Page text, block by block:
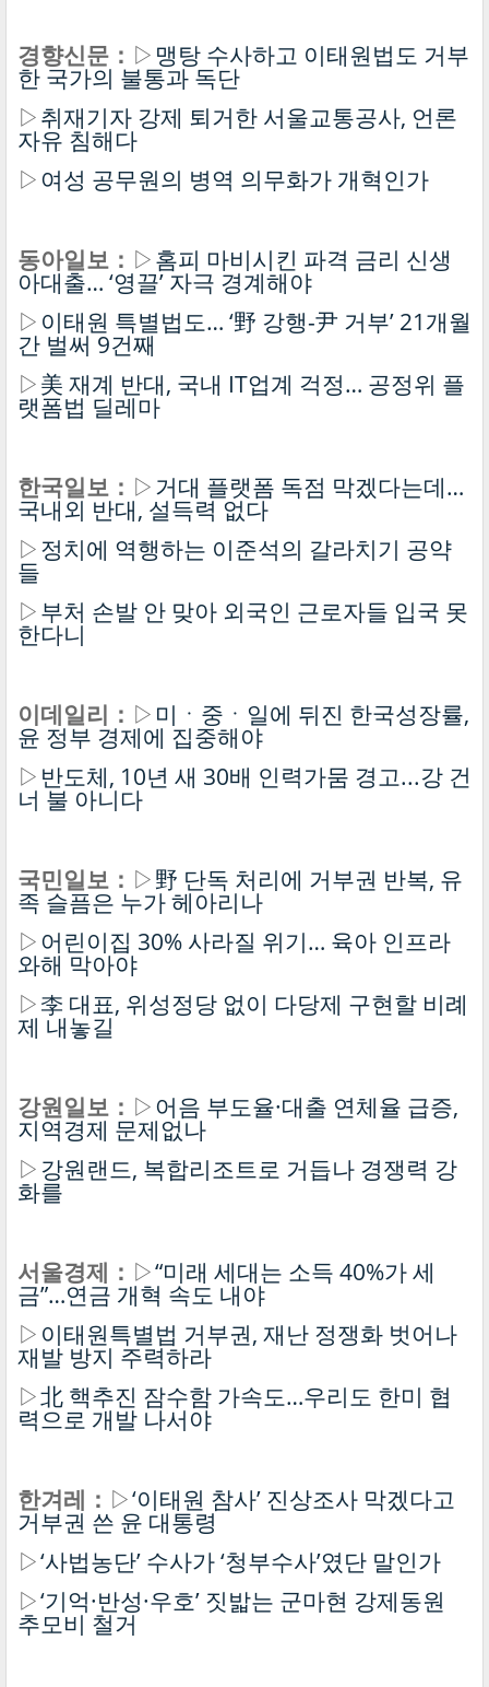
경향신문： ▷ 맹탕 수사하고 이태원법도 거부
한 국가의 불통과 독단
▷취재기자 강제 퇴거한 서울교통공사, 언론
자유 침해다
▷여성 공무원의 병역 의무화가 개혁인가
동아일보： ▷홈피 마비시킨 파격 금리 신생
아대출… ‘영끌’ 자극 경계해야
▷ 이태원 특별법도… ‘野 강행-尹 거부’ 21개월
간 벌써 9건째
▷美 재계 반대, 국내 IT업계 걱정… 공정위 플
랫폼법 딜레마
한국일보： ▷거대 플랫폼 독점 막겠다는데…
국내외 반대, 설득력 없다
▷정치에 역행하는 이준석의 갈라치기 공약
들
▷부처 손발 안 맞아 외국인 근로자들 입국 못
한다니
이데일리： ▷ 미ㆍ중ㆍ일에 뒤진 한국성장률,
윤 정부 경제에 집중해야
▷ 반도체, 10년 새 30배 인력가뭄 경고...강 건
너 불 아니다
국민일보： ▷野 단독 처리에 거부권 반복, 유
족 슬픔은 누가 헤아리나
▷어린이집 30% 사라질 위기… 육아 인프라
와해 막아야
▷李 대표, 위성정당 없이 다당제 구현할 비례
제 내놓길
강원일보： ▷어음 부도율·대출 연체율 급증,
지역경제 문제없나
▷강원랜드, 복합리조트로 거듭나 경쟁력 강
화를
서울경제： ▷“미래 세대는 소득 40%가 세
금”…연금 개혁 속도 내야
▷ 이태원특별법 거부권, 재난 정쟁화 벗어나
재발 방지 주력하라
▷北 핵추진 잠수함 가속도…우리도 한미 협
력으로 개발 나서야
한겨레： ▷‘이태원 참사’ 진상조사 막겠다고
거부권 쓴 윤 대통령
▷‘사법농단’ 수사가 ‘청부수사’였단 말인가
▷‘기억·반성·우호’ 짓밟는 군마현 강제동원
추모비 철거